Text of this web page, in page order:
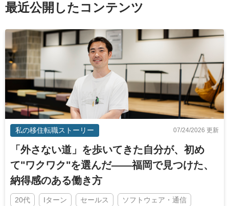
最近公開したコンテンツ
私の移住転職ストーリー 07/24/2026 更新
「外さない道」を歩いてきた自分が、初め
て"ワクワク"を選んだ——福岡で見つけた、
納得感のある働き方
20代 Iターン セールス
ソフトウェア・通信